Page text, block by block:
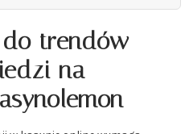
trendów
na